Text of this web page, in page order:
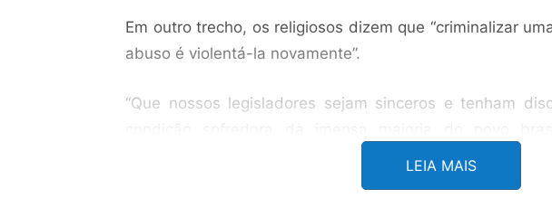
Em outro trecho, os religiosos dizem que “criminalizar
abuso é violentá-la novamente”.
“Que nossos legisladores sejam sinceros e tenham
LEIA MAIS